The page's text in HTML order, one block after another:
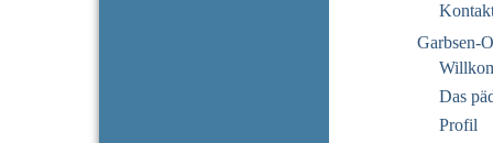
Garbsen-
Das
Profil